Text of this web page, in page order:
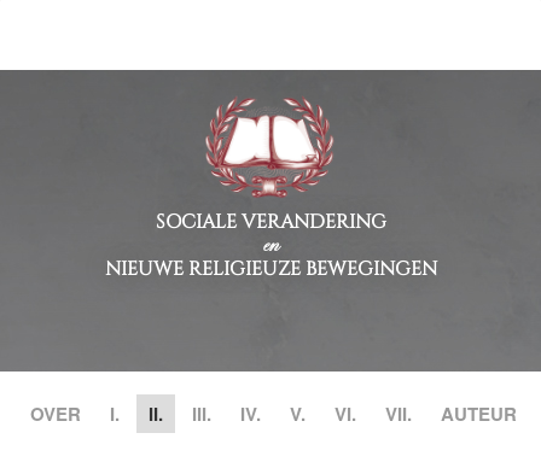
SOCIALE VERANDERING
en
NIEUWE RELIGIEUZE BEWEGINGEN
OVER I. II. III. IV. V. VI. VII. AUTEUR